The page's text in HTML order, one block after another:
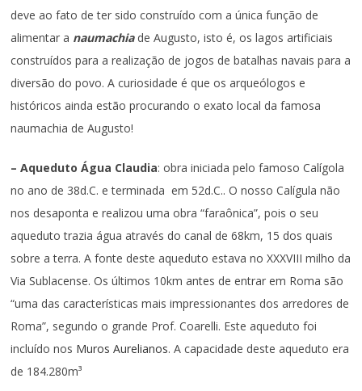
deve ao fato de ter sido construído com a única função de
alimentar a naumachiade Augusto, isto é, os lagos artificiais
construídos para a realização de jogos de batalhas navais para a
diversão do povo. A curiosidade é que os arqueólogos e
históricos ainda estão procurando o exato local da famosa
naumachia de Augusto!
– Aqueduto Água Claudia: obra iniciada pelo famoso Calígola
no ano de 38d.C. e terminada em 52d.C.. O nosso Calígula não
nos desaponta e realizou uma obra “faraônica”, pois o seu
aqueduto trazia água através do canal de 68km, 15 dos quais
sobre a terra. A fonte deste aqueduto estava no XXXVIII milho da
Via Sublacense. Os últimos 10km antes de entrar em Roma são
“uma das características mais impressionantes dos arredores de
Roma”, segundo o grande Prof. Coarelli. Este aqueduto foi
incluído nos Muros Aurelianos. A capacidade deste aqueduto era
de 184.280m³